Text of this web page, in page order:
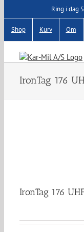
to
content
Ring i dag
Shop Kurv Om
IronTag 176
IronTag 176